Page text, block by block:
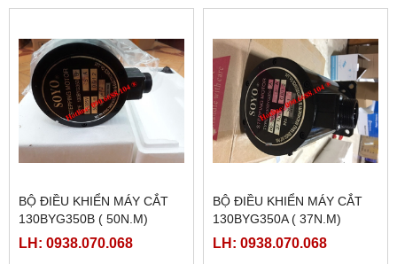
BỘ ĐIỀU KHIỂN MÁY CẮT
130BYG350B ( 50N.M)
LH: 0938.070.068
BỘ ĐIỀU KHIỂN MÁY CẮT
130BYG350A ( 37N.M)
LH: 0938.070.068